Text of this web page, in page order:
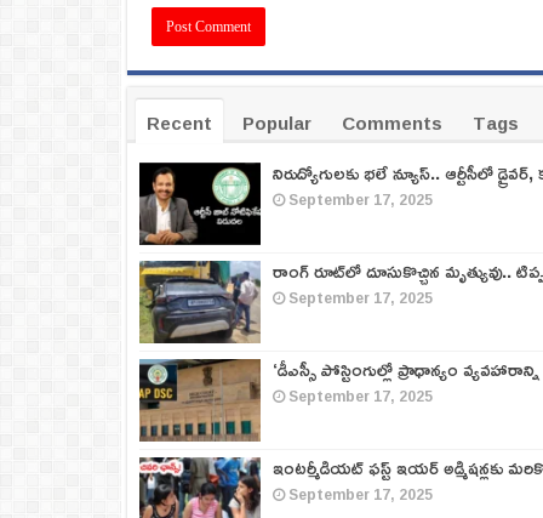
Recent Popular Comments
Tags
నిరుద్యోగులకు భలే న్యూస్.. ఆర్టీసీలో
September 17, 2025
రాంగ్ రూట్‌లో దూసుకొచ్చిన మృత్యువు..
September 17, 2025
‘డీఎస్సీ పోస్టింగుల్లో ప్రాధాన్యం
September 17, 2025
ఇంటర్మీడియట్ ఫస్ట్‌ ఇయర్‌ అడ్మిషన్లకు
September 17, 2025